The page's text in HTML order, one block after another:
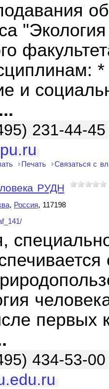
и
...
231-44-45
Печать Связаться с
РУДН
, Россия, 117198
первых
434-53-00